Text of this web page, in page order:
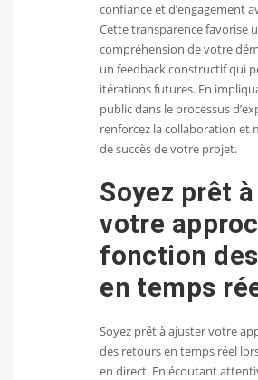
confiance et d’engagement
Cette transparence favorise
compréhension de votre
un feedback constructif qui
itérations futures. En
public dans le processus
renforcez la collaboration et
de succès de votre projet.
Soyez prêt
votre
fonction
en temps
Soyez prêt à ajuster votre
des retours en temps réel
en direct. En écoutant